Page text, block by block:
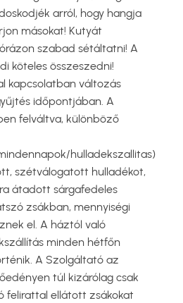
arról, hogy hangja
másokat! Kutyát
szabad sétáltatni! A
köteles összeszedni!
kapcsolatban változás
időpontjában. A
felváltva, különböző
hulladekszallitas)
szétválogatott hulladékot,
átadott sárgafedeles
zsákban, mennyiségi
el. A háztól való
minden hétfőn
A Szolgáltató az
túl kizárólag csak
felirattal ellátott zsákokat